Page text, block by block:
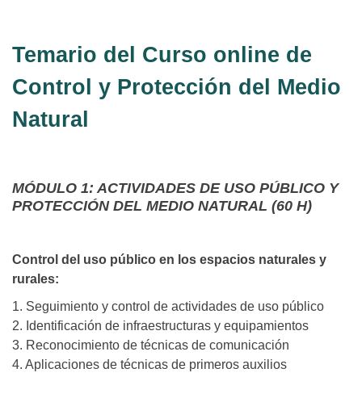
Temario del Curso online de
Control y Protección del Medio
Natural
MÓDULO 1: ACTIVIDADES DE USO PÚBLICO Y
PROTECCIÓN DEL MEDIO NATURAL (60 H)
Control del uso público en los espacios naturales y
rurales:
1. Seguimiento y control de actividades de uso público
2. Identificación de infraestructuras y equipamientos
3. Reconocimiento de técnicas de comunicación
4. Aplicaciones de técnicas de primeros auxilios